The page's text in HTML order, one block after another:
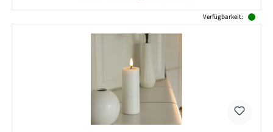
Verfügbarkeit: